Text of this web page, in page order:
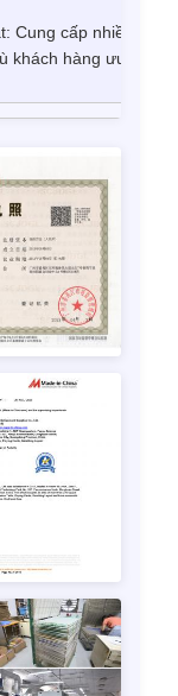
Cung cấp nhiều tùy
khách hàng ưu tiên